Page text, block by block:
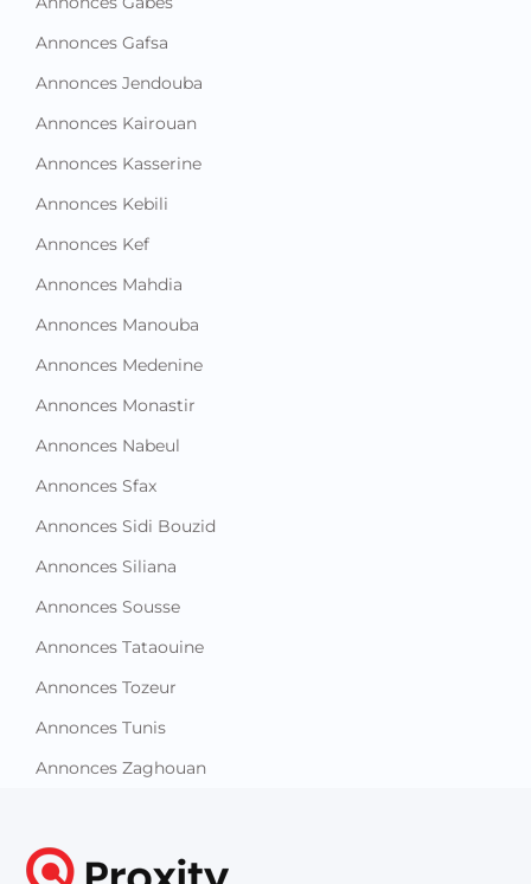
Annonces Gafsa
Annonces Jendouba
Annonces Kairouan
Annonces Kasserine
Annonces Kebili
Annonces Kef
Annonces Mahdia
Annonces Manouba
Annonces Medenine
Annonces Monastir
Annonces Nabeul
Annonces Sfax
Annonces Sidi Bouzid
Annonces Siliana
Annonces Sousse
Annonces Tataouine
Annonces Tozeur
Annonces Tunis
Annonces Zaghouan